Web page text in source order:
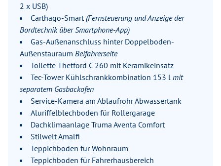
2 x USB)
Carthago-Smart(Fernsteuerung und Anzeige der
Bordtechnik über Smartphone-App)
Gas-Außenanschluss hinter Doppelboden-
Außenstauraum Beifahrerseite
Toilette Thetford C 260 mit Keramikeinsatz
Tec-Tower Kühlschrankkombination 153 l mit
separatem Gasbackofen
Service-Kamera am Ablaufrohr Abwassertank
Aluriffelblechboden für Rollergarage
Dachklimaanlage Truma Aventa Comfort
Stilwelt Amalfi
Teppichboden für Wohnraum
Teppichboden für Fahrerhausbereich